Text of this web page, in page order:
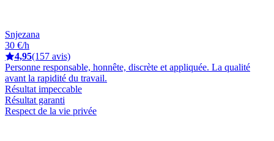
Snjezana
30 €/h
4,95(157 avis)
Personne responsable, honnête, discrète et appliquée. La qualité
avant la rapidité du travail.
Résultat impeccable
Résultat garanti
Respect de la vie privée